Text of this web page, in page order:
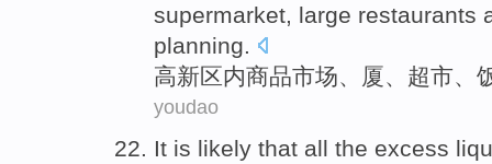
supermarket, large restaurants
planning.
高新区内商品市场、 厦、 超市、
youdao
It is likely that all the excess